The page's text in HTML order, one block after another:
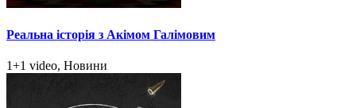
Реальна історія з Акімом Галімовим
1+1 video, Новини